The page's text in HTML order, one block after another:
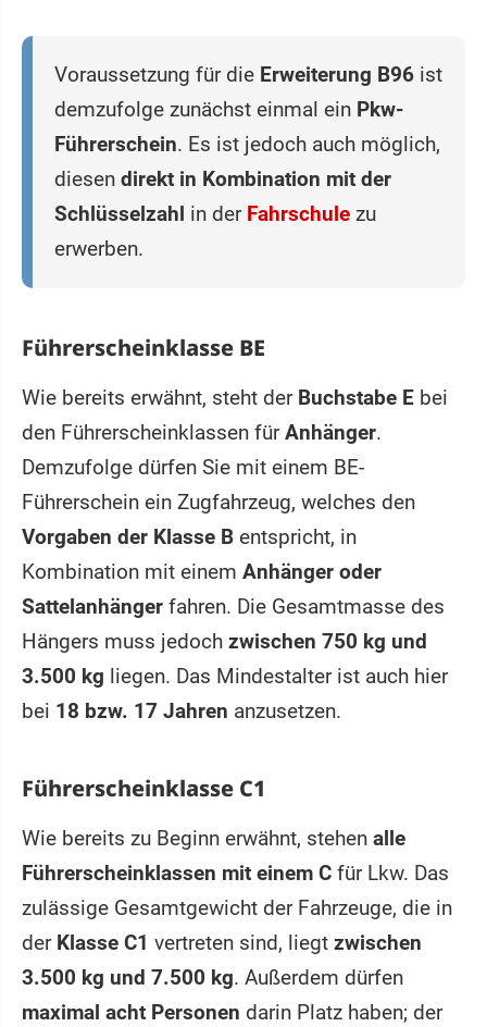
Voraussetzung für die Erweiterung B96 ist
demzufolge zunächst einmal ein Pkw-
Führerschein. Es ist jedoch auch möglich,
diesen direkt in Kombination mit der
Schlüsselzahl in der Fahrschule zu
erwerben.
Führerscheinklasse BE
Wie bereits erwähnt, steht der Buchstabe E bei
den Führerscheinklassen fürAnhänger.
Demzufolge dürfen Sie mit einem BE-
Führerschein ein Zugfahrzeug, welches den
Vorgaben der Klasse B entspricht, in
Kombination mit einem Anhänger oder
Sattelanhänger fahren. Die Gesamtmasse des
Hängers muss jedoch zwischen 750 kg und
3.500 kg liegen. Das Mindestalter ist auch hier
bei 18 bzw. 17 Jahren anzusetzen.
Führerscheinklasse C1
Wie bereits zu Beginn erwähnt, stehen alle
Führerscheinklassen mit einem C für Lkw. Das
zulässige Gesamtgewicht der Fahrzeuge, die in
der Klasse C1 vertreten sind, liegt zwischen
3.500 kg und 7.500 kg. Außerdem dürfen
maximal acht Personen darin Platz haben; der